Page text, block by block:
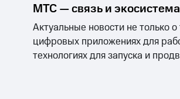
МТС — связь и
Актуальные новости не только
цифровых приложениях для
технологиях для запуска и